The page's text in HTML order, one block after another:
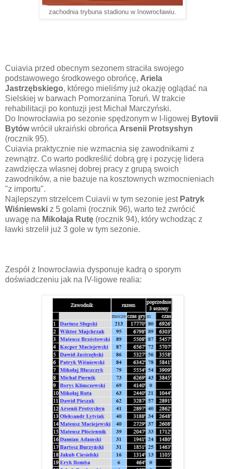
zachodnia trybuna stadionu w Inowrocławiu.
Cuiavia przed obecnym sezonem straciła swojego
podstawowego środkowego obrońcę, Ariela
Jastrzębskiego, którego mieliśmy już okazję oglądać na
Sielskiej w barwach Pomorzanina Toruń. W trakcie
rehabilitacji po kontuzji jest Michał Marczyński.
Do Inowrocławia po sezonie spędzonym w I-ligowej Bytovii
Bytówwrócił ukraiński obrońca Arsenii Protsyshyn
(rocznik 95).
Cuiavia praktycznie nie wzmacnia się zawodnikami z
zewnątrz. Co warto podkreślić dobrą grę i pozycję lidera
zawdzięcza własnej dobrej pracy z grupą swoich
zawodników, a nie bazuje na kosztownych wzmocnieniach
"z importu".
Najlepszym strzelcem Cuiavii w tym sezonie jest Patryk
Wiśniewski z 5 golami (rocznik 96), warto też zwrócić
uwagę na Mikołaja Rutę (rocznik 94), który wchodząc z
ławki strzelił już 3 gole w tym sezonie.
Zespół z Inowrocławia dysponuje kadrą o sporym
doświadczeniu jak na IV-ligowe realia: